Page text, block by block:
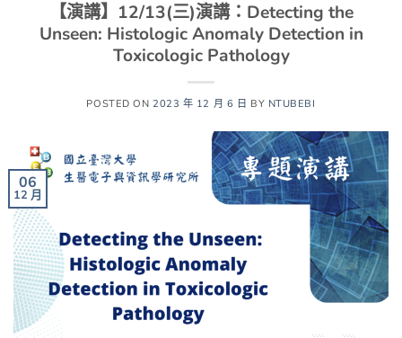
【演講】12/13(三)演講：Detecting the
Unseen: Histologic Anomaly Detection in
Toxicologic Pathology
POSTED ON 2023 年 12 月 6 日 BY NTUBEBI
06
12 月